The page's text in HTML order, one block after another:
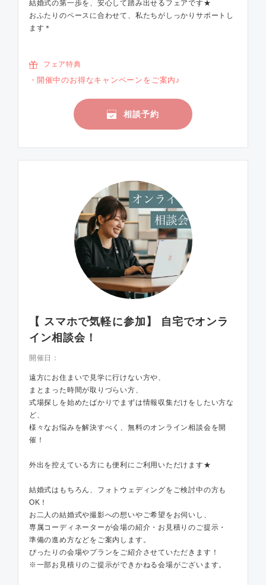
結婚式の第一歩を、安心して踏み出せるフェアです★
おふたりのペースに合わせて、私たちがしっかりサポートし
ます＊
フェア特典
開催中のお得なキャンペーンをご案内♪
相談予約
【 スマホで気軽に参加】 自宅でオンラ
イン相談会！
開催日：
遠方にお住まいで見学に行けない方や、
まとまった時間が取りづらい方、
式場探しを始めたばかりでまずは情報収集だけをしたい方な
ど、
様々なお悩みを解決すべく、無料のオンライン相談会を開
催！
外出を控えている方にも便利にご利用いただけます★
結婚式はもちろん、フォトウェディングをご検討中の方も
OK！
お二人の結婚式や撮影への想いやご希望をお伺いし、
専属コーディネーターが会場の紹介・お見積りのご提示・
準備の進め方などをご案内します。
ぴったりの会場やプランをご紹介させていただきます！
※一部お見積りのご提示ができかねる会場がございます。